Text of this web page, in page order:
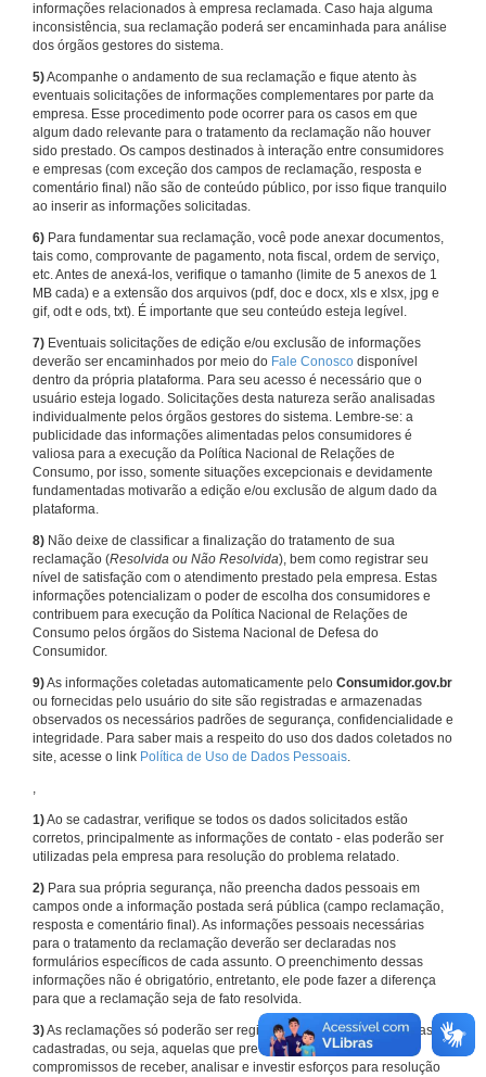
informações relacionados à empresa reclamada. Caso haja alguma
inconsistência, sua reclamação poderá ser encaminhada para análise
dos órgãos gestores do sistema.
5)Acompanhe o andamento de sua reclamação e fique atento às
eventuais solicitações de informações complementares por parte da
empresa. Esse procedimento pode ocorrer para os casos em que
algum dado relevante para o tratamento da reclamação não houver
sido prestado. Os campos destinados à interação entre consumidores
e empresas (com exceção dos campos de reclamação, resposta e
comentário final) não são de conteúdo público, por isso fique tranquilo
ao inserir as informações solicitadas.
6) Para fundamentar sua reclamação, você pode anexar documentos,
tais como, comprovante de pagamento, nota fiscal, ordem de serviço,
etc. Antes de anexá-los, verifique o tamanho (limite de 5 anexos de 1
MB cada) e a extensão dos arquivos (pdf, doc e docx, xls e xlsx, jpg e
gif, odt e ods, txt). É importante que seu conteúdo esteja legível.
7) Eventuais solicitações de edição e/ou exclusão de informações
deverão ser encaminhados por meio do Fale Conosco disponível
dentro da própria plataforma. Para seu acesso é necessário que o
usuário esteja logado. Solicitações desta natureza serão analisadas
individualmente pelos órgãos gestores do sistema. Lembre-se: a
publicidade das informações alimentadas pelos consumidores é
valiosa para a execução da Política Nacional de Relações de
Consumo, por isso, somente situações excepcionais e devidamente
fundamentadas motivarão a edição e/ou exclusão de algum dado da
plataforma.
8) Não deixe de classificar a finalização do tratamento de sua
reclamação (Resolvida ou Não Resolvida), bem como registrar seu
nível de satisfação com o atendimento prestado pela empresa. Estas
informações potencializam o poder de escolha dos consumidores e
contribuem para execução da Política Nacional de Relações de
Consumo pelos órgãos do Sistema Nacional de Defesa do
Consumidor.
9)As informações coletadas automaticamente pelo Consumidor.gov.br
ou fornecidas pelo usuário do site são registradas e armazenadas
observados os necessários padrões de segurança, confidencialidade e
integridade. Para saber mais a respeito do uso dos dados coletados no
site, acesse o link Política de Uso de Dados Pessoais.
,
1)Ao se cadastrar, verifique se todos os dados solicitados estão
corretos, principalmente as informações de contato - elas poderão ser
utilizadas pela empresa para resolução do problema relatado.
2) Para sua própria segurança, não preencha dados pessoais em
campos onde a informação postada será pública (campo reclamação,
resposta e comentário final). As informações pessoais necessárias
para o tratamento da reclamação deverão ser declaradas nos
formulários específicos de cada assunto. O preenchimento dessas
informações não é obrigatório, entretanto, ele pode fazer a diferença
para que a reclamação seja de fato resolvida.
3)As reclamações só poderão ser registradas em face de empresas
cadastradas, ou seja, aquelas que previamente assumiram
compromissos de receber, analisar e investir esforços para resolução